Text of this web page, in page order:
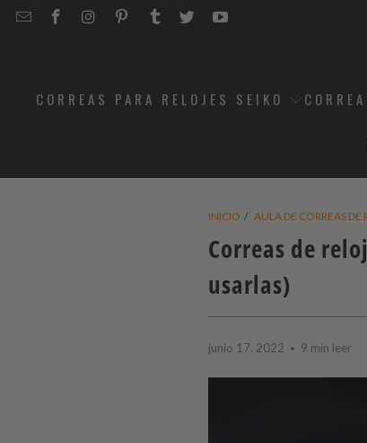
EMAILSTRAPCODE
STRAPCODE
STRAPCODE
STRAPCODE
STRAPCODE
STRAPCODE
CORREAS PARA RELOJES SEIKO
INICIO / AULA DE CORREAS DE
Correas de
usarlas)
junio 17, 2022 9 min leer